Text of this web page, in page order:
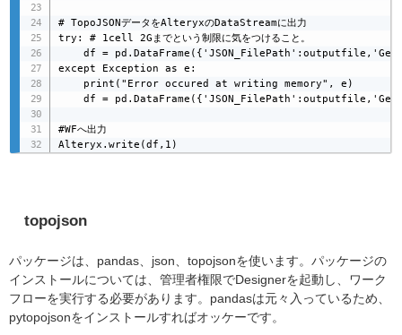
# TopoJSONデータをAlteryxのDataStreamに出力
try: # 1cell 2Gまでという制限に気をつけること。
df =
except Exception as e:
    print("Error occured at writing memory", e)
df =
#WFへ出力
Alteryx.write(df,1)
topojson
パッケージは、pandas、json、topojsonを使います。パッケージの
インストールについては、管理者権限でDesignerを起動し、ワーク
フローを実行する必要があります。pandasは元々入っているため、
pytopojsonをインストールすればオッケーです。